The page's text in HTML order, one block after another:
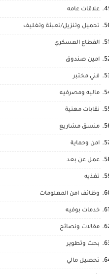
علاقات عامه
تحميل وتنزيل/تعبئة وتغليف
القطاع العسكري
امين صندوق
فني مختبر
ماليه ومصرفيه
نقابات مهنية
منسق مشاريع
امن وحماية
عمل عن بعد
تغذيه
وظائف امن المعلومات
خدمات بوفيه
مقالات ونصائح
بحث وتطوير
تحصيل مالي